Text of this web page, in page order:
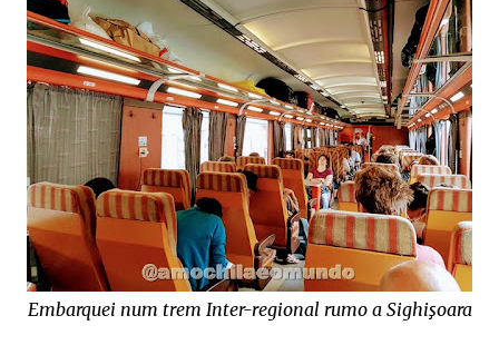
Embarquei num trem Inter-regional rumo a Sighişoara